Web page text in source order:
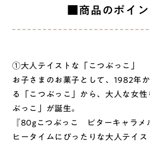
■商品のポイン
①大人テイストな「こつぶっこ」
お子さまのお菓子として、1982年
る「こつぶっこ」から、大人な女性
ぶっこ」が誕生。
『80gこつぶっこ ビターキャラメ
ヒータイムにぴったりな大人テイス